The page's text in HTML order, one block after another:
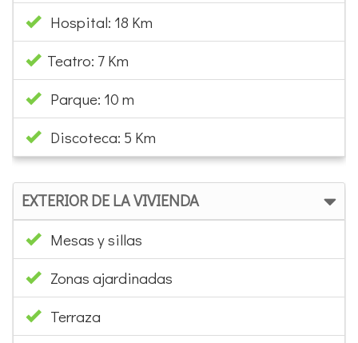
Hospital: 18 Km
Teatro: 7 Km
Parque: 10 m
Discoteca: 5 Km
EXTERIOR DE LA VIVIENDA
Mesas y sillas
Zonas ajardinadas
Terraza